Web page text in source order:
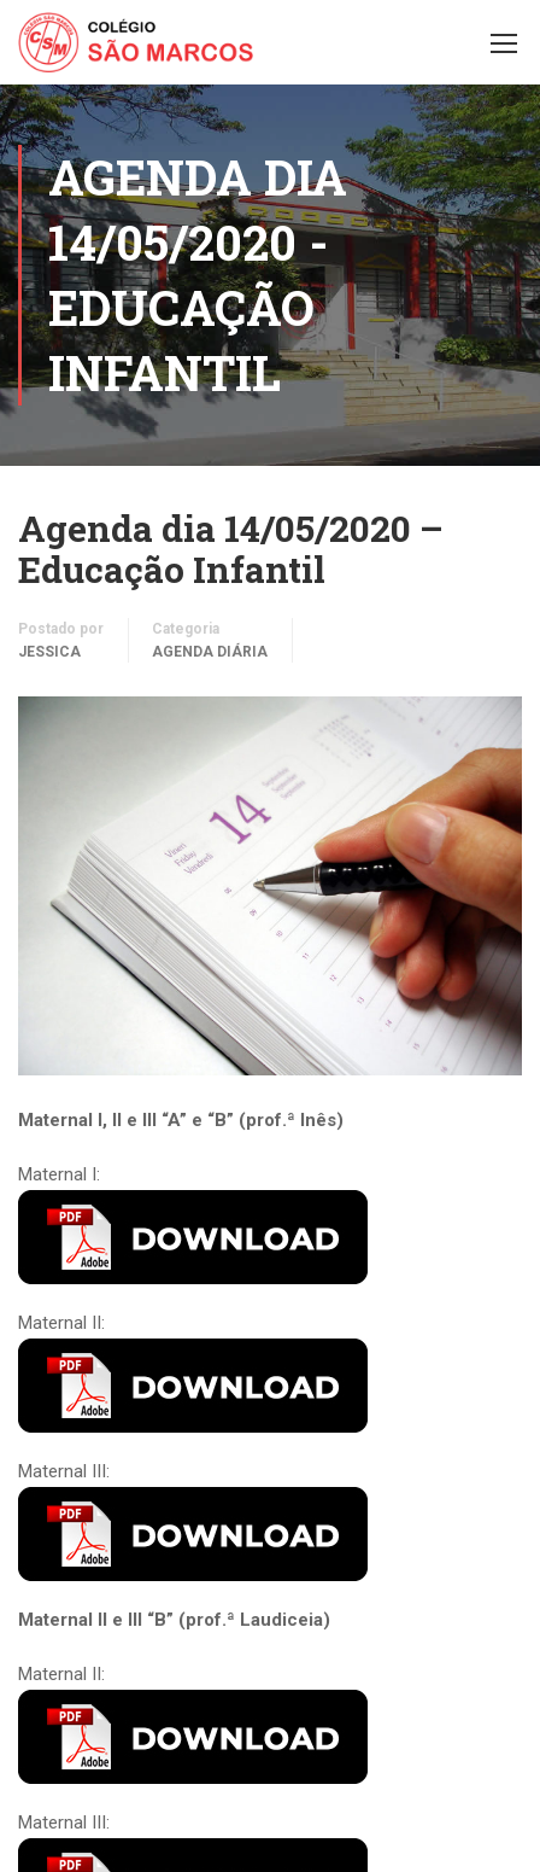
AGENDA DIA
14/05/2020 -
EDUCAÇÃO
INFANTIL
Agenda dia 14/05/2020 –
Educação Infantil
Postado por
JESSICA
Categoria
AGENDA DIÁRIA
Maternal I, II e III “A” e “B” (prof.ª Inês)
Maternal I:
Maternal II:
Maternal III:
Maternal II e III “B” (prof.ª Laudiceia)
Maternal II:
Maternal III: